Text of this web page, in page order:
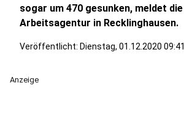
sogar um 470 gesunken, meldet die
Arbeitsagentur in Recklinghausen.
Veröffentlicht: Dienstag, 01.12.2020 09:41
Anzeige